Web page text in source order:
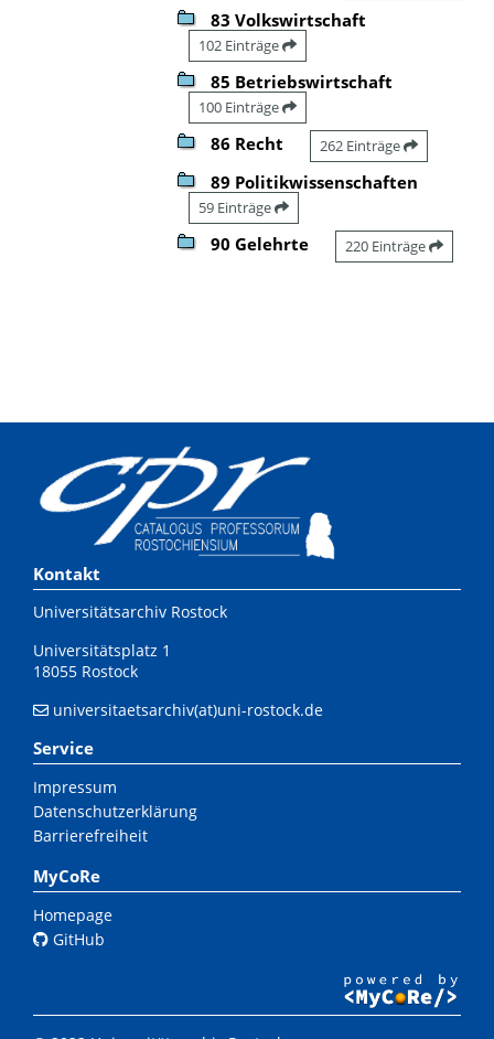
83 Volkswirtschaft
102 Einträge
85 Betriebswirtschaft
100 Einträge
86 Recht 262 Einträge
89 Politikwissenschaften
59 Einträge
90 Gelehrte 220 Einträge
Kontakt
Universitätsarchiv Rostock
Universitätsplatz 1
18055 Rostock
universitaetsarchiv(at)uni-rostock.de
Service
Impressum
Datenschutzerklärung
Barrierefreiheit
MyCoRe
Homepage
GitHub